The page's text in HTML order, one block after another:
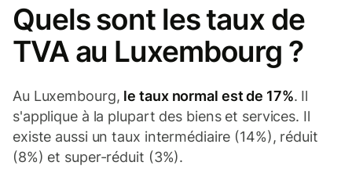
Quels sont les taux de
TVA au Luxembourg ?
Au Luxembourg, le taux normal est de 17%. Il
s'applique à la plupart des biens et services. Il
existe aussi un taux intermédiaire (14%), réduit
(8%) et super-réduit (3%).